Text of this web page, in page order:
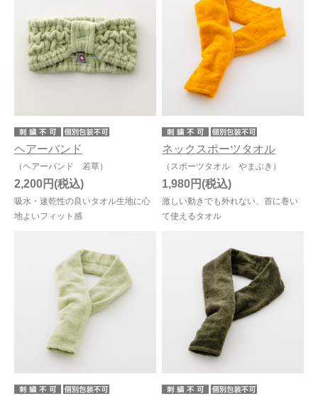
ヘアーバンド
（ヘアーバンド 若草）
吸水・速乾性の良いタオル生地に心
地よいフィット感
2,200円
ネックスポーツタオル
（スポーツタオル やまぶき）
激しい動きでも外れない、首に巻い
て使えるタオル
1,980円